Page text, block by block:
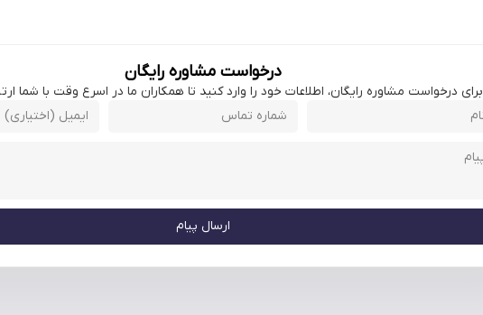
درخواست مشاوره رایگان
برای درخواست مشاوره رایگان، اطلاعات خود را وارد کنید تا همکاران ما در اسرع وقت با شما
ارسال پیام